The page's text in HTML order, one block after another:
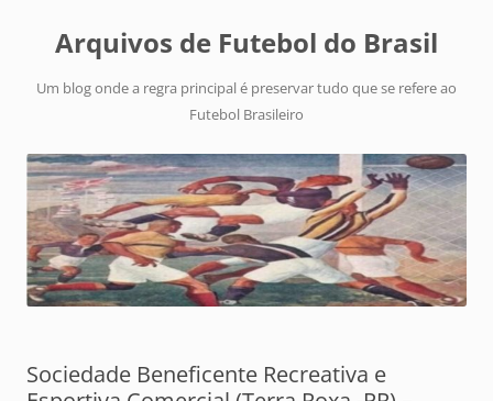
Arquivos de Futebol do Brasil
Um blog onde a regra principal é preservar tudo que se refere ao
Futebol Brasileiro
Sociedade Beneficente Recreativa e